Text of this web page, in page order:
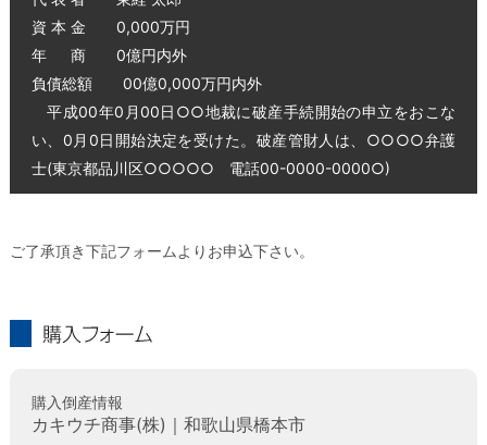
資 本 金 0,000万円
年 商 0億円内外
負債総額 00億0,000万円内外
平成00年0月00日○○地裁に破産手続開始の申立をおこな
い、0月0日開始決定を受けた。破産管財人は、○○○○弁護
士(東京都品川区○○○○○ 電話00-0000-0000○)
ご了承頂き下記フォームよりお申込下さい。
購入倒産情報
カキウチ商事(株)｜和歌山県橋本市